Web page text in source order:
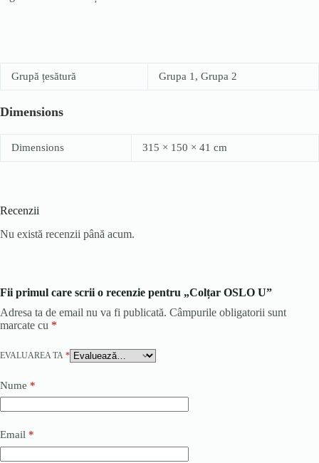
Grupă țesătură Grupa 1, Grupa 2
Dimensions
Dimensions 315 × 150 × 41 cm
Recenzii
Nu există recenzii până acum.
Fii primul care scrii o recenzie pentru „Colțar OSLO U”
Adresa ta de email nu va fi publicată. Câmpurile obligatorii sunt
marcate cu *
EVALUAREA TA *
Nume *
Email *